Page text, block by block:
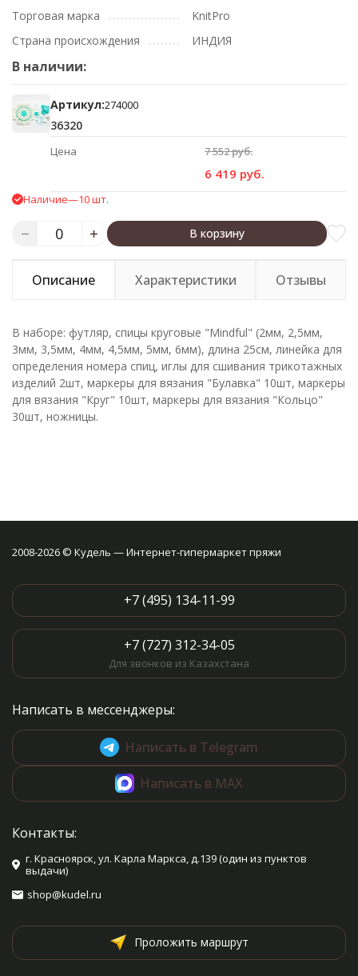
Торговая марка
KnitPro
Страна происхождения
ИНДИЯ
В наличии:
Артикул:274000
36320
Цена 7 552 руб.
6 419 руб.
Наличие—10 шт.
В корзину
Описание Характеристики Отзывы
В наборе: футляр, спицы круговые "Mindful" (2мм, 2,5мм,
3мм, 3,5мм, 4мм, 4,5мм, 5мм, 6мм), длина 25см, линейка для
определения номера спиц, иглы для сшивания трикотажных
изделий 2шт, маркеры для вязания "Булавка" 10шт, маркеры
для вязания "Круг" 10шт, маркеры для вязания "Кольцо"
30шт, ножницы.
2008-2026 © Кудель — Интернет-гипермаркет пряжи
+7 (495) 134-11-99
+7 (727) 312-34-05
Для звонков из Казахстана
Написать в мессенджеры:
Написать в Telegram
Написать в MAX
Контакты:
г. Красноярск, ул. Карла Маркса, д.139 (один из пунктов
выдачи)
shop@kudel.ru
Проложить маршрут